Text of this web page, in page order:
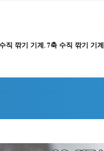
직 깎기 기계,7축 수직 깎기 기계